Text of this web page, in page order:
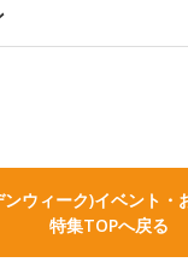
ウィーク)イベント・
特集TOPへ戻る